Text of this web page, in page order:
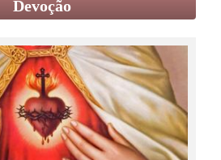
Devoção